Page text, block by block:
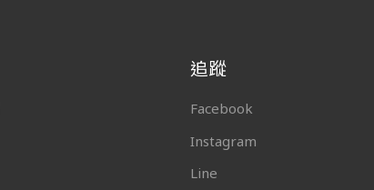
追蹤
Facebook
Instagram
Line